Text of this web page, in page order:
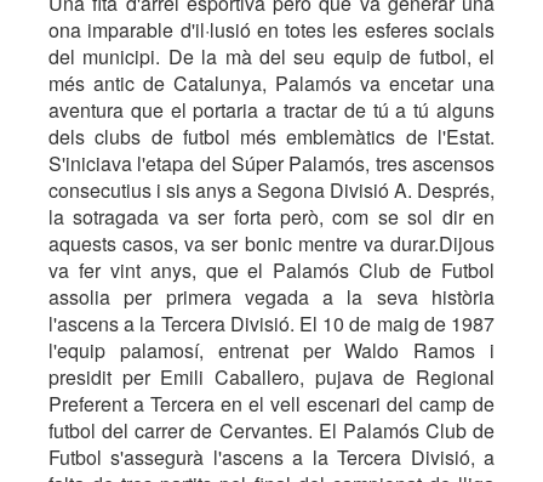
ona imparable d'il·lusió en totes les esferes socials
del municipi. De la mà del seu equip de futbol, el
més antic de Catalunya, Palamós va encetar una
aventura que el portaria a tractar de tú a tú alguns
dels clubs de futbol més emblemàtics de l'Estat.
S'iniciava l'etapa del Súper Palamós, tres ascensos
consecutius i sis anys a Segona Divisió A. Després,
la sotragada va ser forta però, com se sol dir en
aquests casos, va ser bonic mentre va durar.Dijous
va fer vint anys, que el Palamós Club de Futbol
assolia per primera vegada a la seva història
l'ascens a la Tercera Divisió. El 10 de maig de 1987
l'equip palamosí, entrenat per Waldo Ramos i
presidit per Emili Caballero, pujava de Regional
Preferent a Tercera en el vell escenari del camp de
futbol del carrer de Cervantes. El Palamós Club de
Futbol s'assegurà l'ascens a la Tercera Divisió, a